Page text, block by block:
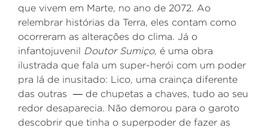
que vivem em Marte, no ano de 2072. Ao
relembrar histórias da Terra, eles contam como
ocorreram as alterações do clima. Já o
infantojuvenil Doutor Sumiço, é uma obra
ilustrada que fala um super-herói com um poder
pra lá de inusitado: Lico, uma crainça diferente
das outras ― de chupetas a chaves, tudo ao seu
redor desaparecia. Não demorou para o garoto
descobrir que tinha o superpoder de fazer as